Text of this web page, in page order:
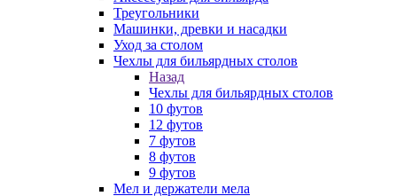
Треугольники
Машинки, древки и насадки
Уход за столом
Чехлы для бильярдных столов
Назад
Чехлы для бильярдных столов
10 футов
12 футов
7 футов
8 футов
9 футов
Мел и держатели мела